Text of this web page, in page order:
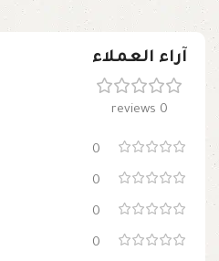
آراء العملاء
0 reviews
0
0
0
0